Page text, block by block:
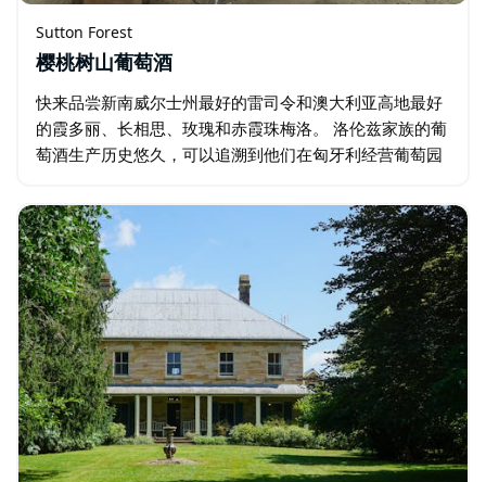
Sutton Forest
樱桃树山葡萄酒
快来品尝新南威尔士州最好的雷司令和澳大利亚高地最好
的霞多丽、长相思、玫瑰和赤霞珠梅洛。 洛伦兹家族的葡
萄酒生产历史悠久，可以追溯到他们在匈牙利经营葡萄园
术和传统都融入了这一过程…